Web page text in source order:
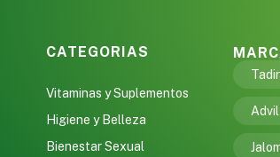
CATEGORIAS
Vitaminas y Suplementos
Higiene y Belleza
Bienestar Sexual
Advil